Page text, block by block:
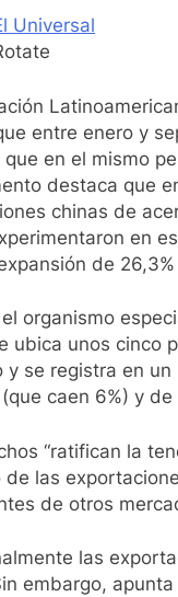
Universal
entre enero y
que en el mismo
destaca que
chinas de
en
de
organismo
ubica unos cinco
y se registra en
caen 6%) y
“ratifican la
de las
de otros
las
embargo,